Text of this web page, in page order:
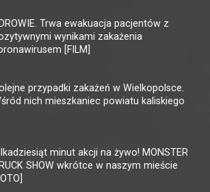
Trwa ewakuacja pacjentów z
wynikami zakażenia
[FILM]
przypadki zakażeń w Wielkopolsce.
nich mieszkaniec powiatu kaliskiego
minut akcji na żywo! MONSTER
SHOW wkrótce w naszym mieście